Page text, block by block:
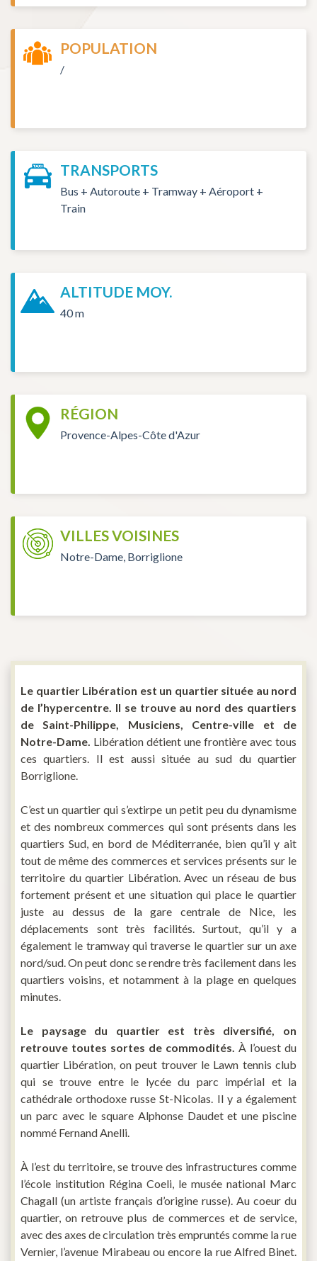
POPULATION
/
TRANSPORTS
Bus + Autoroute + Tramway + Aéroport +
Train
ALTITUDE MOY.
40 m
RÉGION
Provence-Alpes-Côte d'Azur
VILLES VOISINES
Notre-Dame, Borriglione
Le quartier Libération est un quartier située au nord
de l’hypercentre. Il se trouve au nord des quartiers
de Saint-Philippe, Musiciens, Centre-ville et de
Notre-Dame. Libération détient une frontière avec tous
ces quartiers. Il est aussi située au sud du quartier
Borriglione.
C’est un quartier qui s’extirpe un petit peu du dynamisme
et des nombreux commerces qui sont présents dans les
quartiers Sud, en bord de Méditerranée, bien qu’il y ait
tout de même des commerces et services présents sur le
territoire du quartier Libération. Avec un réseau de bus
fortement présent et une situation qui place le quartier
juste au dessus de la gare centrale de Nice, les
déplacements sont très facilités. Surtout, qu’il y a
également le tramway qui traverse le quartier sur un axe
nord/sud. On peut donc se rendre très facilement dans les
quartiers voisins, et notamment à la plage en quelques
minutes.
Le paysage du quartier est très diversifié, on
retrouve toutes sortes de commodités. À l’ouest du
quartier Libération, on peut trouver le Lawn tennis club
qui se trouve entre le lycée du parc impérial et la
cathédrale orthodoxe russe St-Nicolas. Il y a également
un parc avec le square Alphonse Daudet et une piscine
nommé Fernand Anelli.
À l’est du territoire, se trouve des infrastructures comme
l’école institution Régina Coeli, le musée national Marc
Chagall (un artiste français d’origine russe). Au coeur du
quartier, on retrouve plus de commerces et de service,
avec des axes de circulation très empruntés comme la rue
Vernier, l’avenue Mirabeau ou encore la rue Alfred Binet.